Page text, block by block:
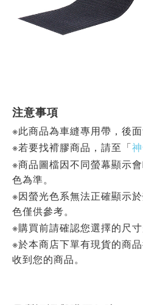
注意事項
※此商品為車縫專用帶，後面
※若要找褙膠商品，請至「
※商品圖檔因不同螢幕顯示
色為準。
※因螢光色系無法正確顯示
色僅供參考。
※購買前請確認您選擇的尺
※於本商店下單有現貨的商
收到您的商品。